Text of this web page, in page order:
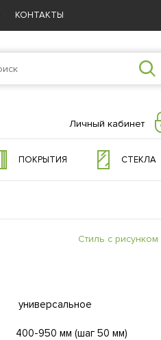
КОНТАКТЫ
Личный кабинет
ПОКРЫТИЯ СТЕКЛА
Стиль с рисунком
универсальное
400-950 мм (шаг 50 мм)